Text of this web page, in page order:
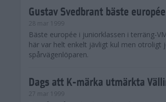
Gustav Svedbrant bäste
28 mar 1999
Bäste europée i juniorklassen i terräng-
här var helt enkelt jävligt kul men otroligt
spårvägenlöparen.
Dags att K-märka utmärkta
27 mar 1999